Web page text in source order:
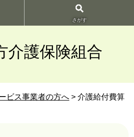
さがす
介護保険組合
ビス事業者の方へ > 介護給付費算